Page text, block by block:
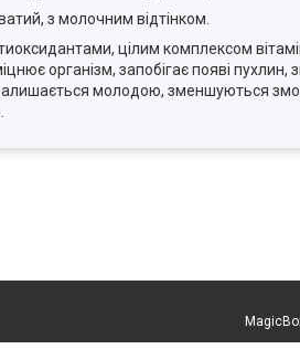
з молочним відтінком.
цілим комплексом
організм, запобігає появі
молодою, зменшуються